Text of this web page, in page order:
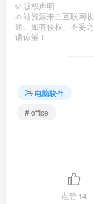
© 版权声明
本站资源来自互联网
途。如有侵权、不妥
请谅解！
电脑软件
# office
点赞14